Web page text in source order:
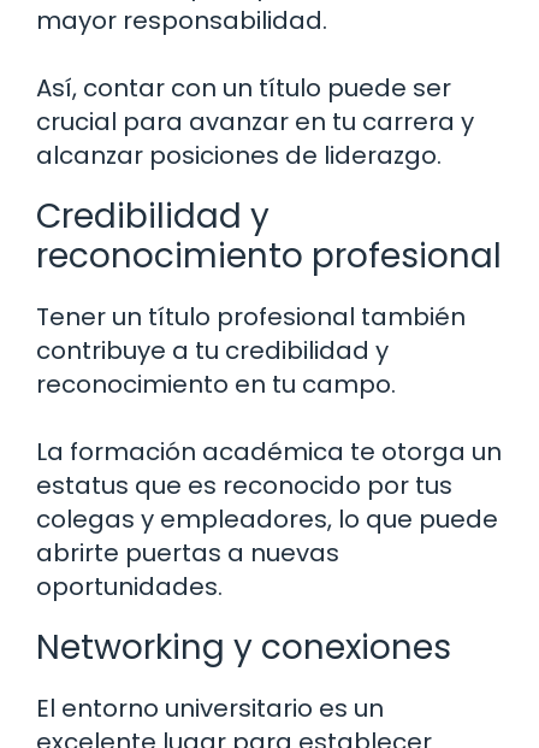
mayor responsabilidad.
Así, contar con un título puede ser
crucial para avanzar en tu carrera y
alcanzar posiciones de liderazgo.
Credibilidad y
reconocimiento profesional
Tener un título profesional también
contribuye a tu credibilidad y
reconocimiento en tu campo.
La formación académica te otorga un
estatus que es reconocido por tus
colegas y empleadores, lo que puede
abrirte puertas a nuevas
oportunidades.
Networking y conexiones
El entorno universitario es un